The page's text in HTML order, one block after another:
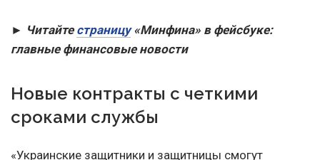
► Читайте страницу«Минфина» в фейсбуке:
главные финансовые новости
Новые контракты с четкими
сроками службы
«Украинские защитники и защитницы смогут